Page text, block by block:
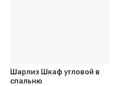
Шарлиз Шкаф угловой в
спальню